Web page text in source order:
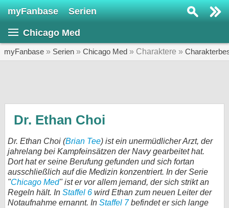
myFanbase Serien
Chicago Med
myFanbase » Serien » Chicago Med » Charaktere »
Dr. Ethan Choi
Dr. Ethan Choi (Brian Tee) ist ein unermüdlicher Arzt, der
jahrelang bei Kampfeinsätzen der Navy gearbeitet hat.
Dort hat er seine Berufung gefunden und sich fortan
ausschließlich auf die Medizin konzentriert. In der Serie
"Chicago Med" ist er vor allem jemand, der sich strikt an
Regeln hält. In Staffel 6 wird Ethan zum neuen Leiter der
Notaufnahme ernannt. In Staffel 7befindet er sich lange
SERIEN
KULTUR
Specials
SERVICE
Gewinnspiele